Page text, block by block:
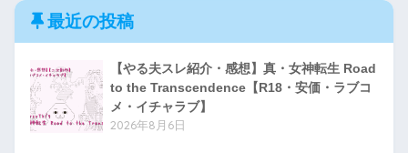
最近の投稿
【やる夫スレ紹介・感想】真・女神転生 Road
to the Transcendence【R18・安価・ラブコ
メ・イチャラブ】
2026年8月6日